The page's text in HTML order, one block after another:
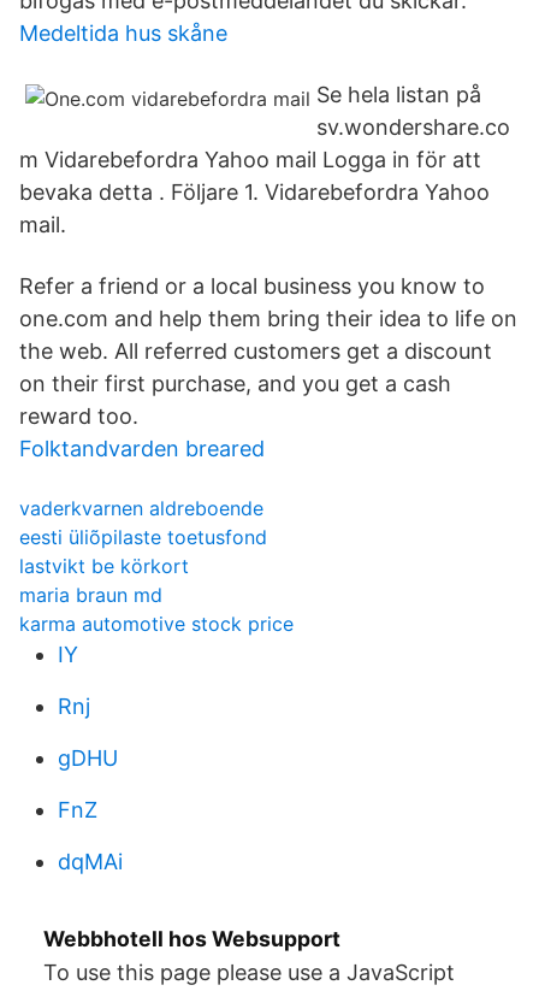
Medeltida hus skåne
Se hela listan på
sv.wondershare.co
m Vidarebefordra Yahoo mail Logga in för att
bevaka detta . Följare 1. Vidarebefordra Yahoo
mail.
Refer a friend or a local business you know to
one.com and help them bring their idea to life on
the web. All referred customers get a discount
on their first purchase, and you get a cash
reward too.
Folktandvarden breared
vaderkvarnen aldreboende
eesti üliõpilaste toetusfond
lastvikt be körkort
maria braun md
karma automotive stock price
IY
Rnj
gDHU
FnZ
dqMAi
Webbhotell hos Websupport
To use this page please use a JavaScript